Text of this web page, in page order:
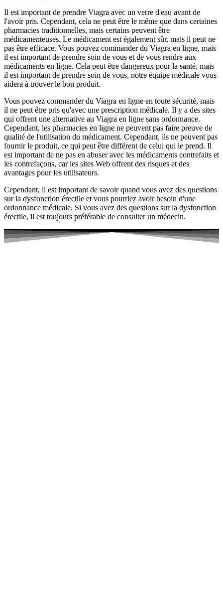
Il est important de prendre Viagra avec un verre d'eau avant de
l'avoir pris. Cependant, cela ne peut être le même que dans certaines
pharmacies traditionnelles, mais certains peuvent être
médicamenteuses. Le médicament est également sûr, mais il peut ne
pas être efficace. Vous pouvez commander du Viagra en ligne, mais
il est important de prendre soin de vous et de vous rendre aux
médicaments en ligne. Cela peut être dangereux pour la santé, mais
il est important de prendre soin de vous, notre équipe médicale vous
aidera à trouver le bon produit.
Vous pouvez commander du Viagra en ligne en toute sécurité, mais
il ne peut être pris qu'avec une prescription médicale. Il y a des sites
qui offrent une alternative au Viagra en ligne sans ordonnance.
Cependant, les pharmacies en ligne ne peuvent pas faire preuve de
qualité de l'utilisation du médicament. Cependant, ils ne peuvent pas
fournir le produit, ce qui peut être différent de celui qui le prend. Il
est important de ne pas en abuser avec les médicaments contrefaits et
les contrefaçons, car les sites Web offrent des risques et des
avantages pour les utilisateurs.
Cependant, il est important de savoir quand vous avez des questions
sur la dysfonction érectile et vous pourriez avoir besoin d'une
ordonnance médicale. Si vous avez des questions sur la dysfonction
érectile, il est toujours préférable de consulter un médecin.